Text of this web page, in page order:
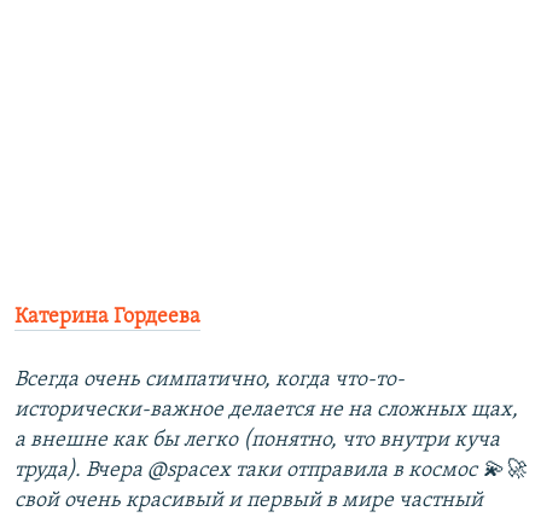
Катерина Гордеева
Всегда очень симпатично, когда что-то-
исторически-важное делается не на сложных щах,
а внешне как бы легко (понятно, что внутри куча
труда). Вчера @spacex таки отправила в космос 💫🚀
свой очень красивый и первый в мире частный